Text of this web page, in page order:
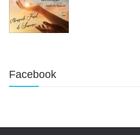
Facebook